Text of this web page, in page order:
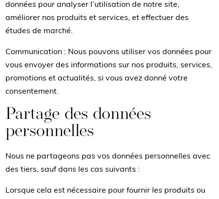
données pour analyser l’utilisation de notre site,
améliorer nos produits et services, et effectuer des
études de marché.
Communication : Nous pouvons utiliser vos données pour
vous envoyer des informations sur nos produits, services,
promotions et actualités, si vous avez donné votre
consentement.
Partage des données
personnelles
Nous ne partageons pas vos données personnelles avec
des tiers, sauf dans les cas suivants :
Lorsque cela est nécessaire pour fournir les produits ou